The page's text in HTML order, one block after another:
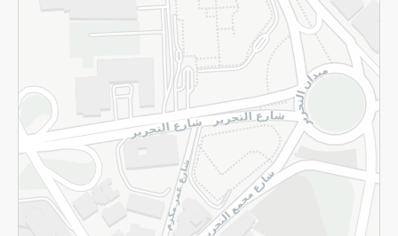
©2026 - Spinneys | جميع الحقوق محفوظة